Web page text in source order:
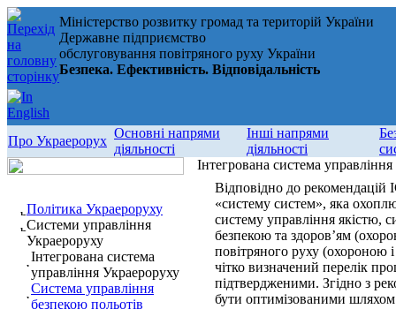
Міністерство розвитку громад та територій України
Державне підприємство
обслуговування повітряного руху України
Безпека. Ефективність. Відповідальність
Про Украерорух
Основні напрями
діяльності
Інші напрями
діяльності
Політика Украероруху
Системи управління
Украероруху
Інтегрована система
управління Украероруху
Система управління
безпекою польотів
Інтегрована система
Відповідно до рекомендацій
«систему систем», яка
систему управління якістю,
безпекою та здоров’ям
повітряного руху (охороною
чітко визначений перелік
підтвердженими. Згідно з
бути оптимізованими шляхом